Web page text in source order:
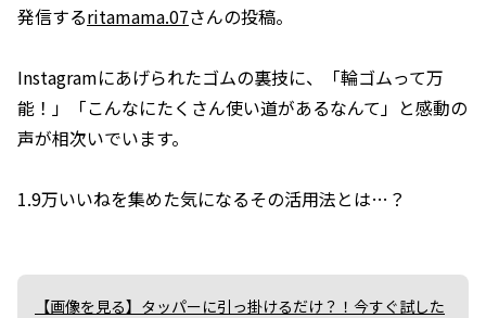
発信するritamama.07さんの投稿。
Instagramにあげられたゴムの裏技に、「輪ゴムって万
能！」「こんなにたくさん使い道があるなんて」と感動の
声が相次いでいます。
1.9万いいねを集めた気になるその活用法とは…？
【画像を見る】タッパーに引っ掛けるだけ？！今すぐ試した